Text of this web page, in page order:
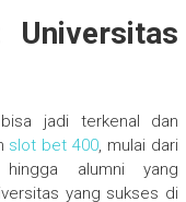
jadi terkenal dan
slot bet 400, mulai dari
alumni yang
yang sukses di